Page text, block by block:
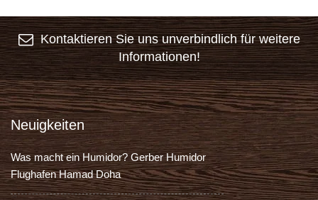
Kontaktieren Sie uns unverbindlich für weitere
Informationen!
Neuigkeiten
Was macht ein Humidor? Gerber Humidor
Flughafen Hamad Doha